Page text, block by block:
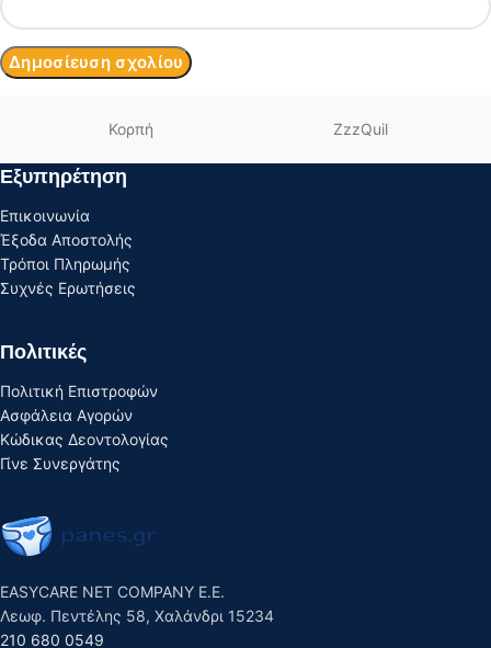
Κορπή ZzzQuil
Εξυπηρέτηση
Επικοινωνία
Έξοδα Αποστολής
Τρόποι Πληρωμής
Συχνές Ερωτήσεις
Πολιτικές
Πολιτική Επιστροφών
Ασφάλεια Αγορών
Κώδικας Δεοντολογίας
Γίνε Συνεργάτης
EASYCARE NET COMPANY E.E.
Λεωφ. Πεντέλης 58, Χαλάνδρι 15234
210 680 0549